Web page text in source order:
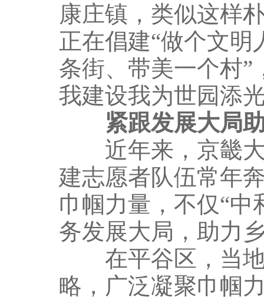
康庄镇，类似这样
正在倡建“做个文
条街、带美一个村”
我建设我为世园添
紧跟发展大局
近年来，京畿大
建志愿者队伍常年
巾帼力量，不仅“中
务发展大局，助力
在平谷区，当地
略，广泛凝聚巾帼